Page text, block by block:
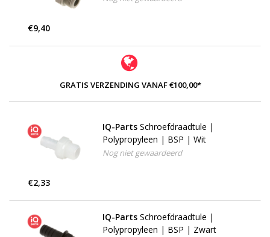
€9,40
GRATIS VERZENDING VANAF €100,00*
IQ-Parts Schroefdraadtule |
Polypropyleen | BSP | Wit
Nog niet gewaardeerd
€2,33
IQ-Parts Schroefdraadtule |
Polypropyleen | BSP | Zwart